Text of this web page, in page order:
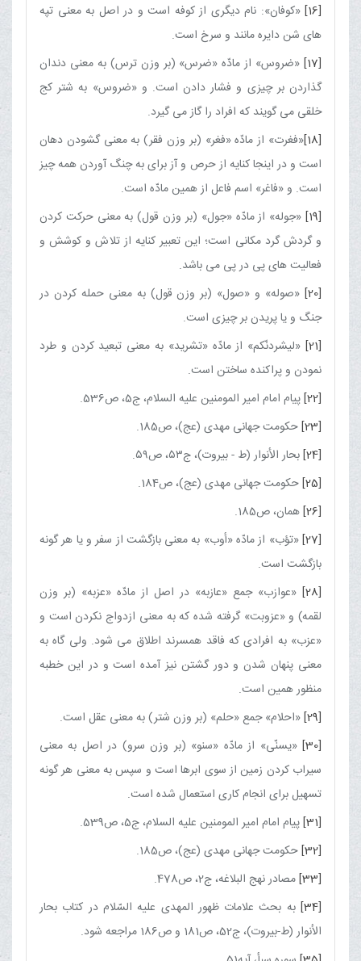
[16] «كوفان»: نام ديگرى از كوفه است و در اصل به معنى تپه
‏هاى شن دايره مانند و سرخ است.
[17] «ضروس» از مادّه «ضرس» (بر وزن ترس) به معنى دندان
گذاردن بر چيزى و فشار دادن است. و «ضروس» به شتر كج
خلقى مى‏ گويند كه افراد را گاز مى ‏گيرد.
[18]«فغرت» از مادّه «فغر» (بر وزن فقر) به معنى گشودن دهان
است و در اينجا كنايه از حرص و آز براى به چنگ آوردن همه چيز
است. و «فاغر» اسم فاعل از همين مادّه است.
[19] «جوله» از مادّه «جول» (بر وزن قول) به معنى حركت كردن
و گردش گرد مكانى است؛ اين تعبير كنايه از تلاش و كوشش و
فعاليت هاى پى در پى مى ‏باشد.
[20] «صوله» و «صول» (بر وزن قول) به معنى حمله كردن در
جنگ و يا پريدن بر چيزى است.
[21] «ليشردنّكم» از مادّه «تشريد» به معنى تبعيد كردن و طرد
نمودن و پراكنده ساختن است.
[22]پيام امام امير المومنين عليه السلام، ج‏5، ص536.
[23]حكومت جهانى مهدى (عج)، ص185.
[24]بحار الأنوار (ط - بيروت)، ج۵۳، ص۵۹.
[25]حكومت جهانى مهدى (عج)، ص184.
[26]همان، ص185.
[27]«تؤب» از مادّه «أوب» به معنى بازگشت از سفر و يا هر گونه
بازگشت است.
[28] «عوازب» جمع «عازبه» در اصل از مادّه «عزبه» (بر وزن
لقمه) و «عزوبت» گرفته شده كه به معنى ازدواج نكردن است و
«عزب» به افرادى كه فاقد همسرند اطلاق مى ‏شود. ولى گاه به
معنى پنهان شدن و دور گشتن نيز آمده است و در اين خطبه
منظور همين است.
[29]«احلام» جمع «حلم» (بر وزن شتر) به معنى عقل است.
[30] «يسنّى» از مادّه «سنو» (بر وزن سرو) در اصل به معنى
سيراب كردن زمين از سوى ابرها است و سپس به معنى هر گونه
تسهيل براى انجام كارى استعمال شده است.
[31]پيام امام امير المومنين عليه السلام، ج‏5، ص539.
[32]حكومت جهانى مهدى (عج)، ص185.
[33]مصادر نهج البلاغه، ج2، ص478.
[34] به بحث علامات ظهور المهدى عليه السّلام در كتاب بحار
الأنوار (ط-بیروت)، ج52، ص181 و ص186 مراجعه شود.